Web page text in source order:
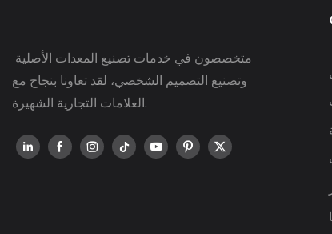
وتصنيع التصميم الشخصي، لقد تعاونا بنجاح مع
العلامات التجارية الشهيرة.